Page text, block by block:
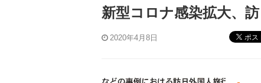
新型コロナ感染拡大、
2020年4月8日 ポス